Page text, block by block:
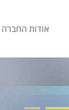
אודות החברה